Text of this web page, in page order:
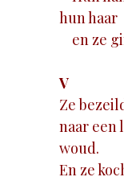
hun haar
en ze
V
Ze
naar een
woud.
En ze